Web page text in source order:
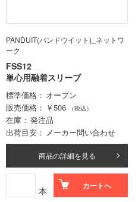
PANDUIT(パンドウイット)_ネットワ
ーク
FSS12
単心用融着スリーブ
標準価格
オープン
販売価格
￥506 （税込）
在庫
発注品
出荷目安
メーカー問い合わせ
商品の詳細を見る
本 カートへ